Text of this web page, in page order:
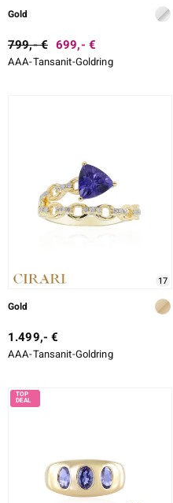
Gold
799,- € 699,- €
AAA-Tansanit-Goldring
17
Gold
1.499,- €
AAA-Tansanit-Goldring